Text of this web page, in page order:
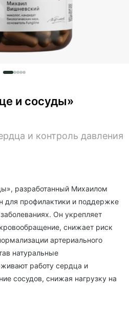
и сосуды»
и контроль давления
разработанный Михаилом
для профилактики и поддержке
Он укрепляет
снижает риск
артериального
натуральные
работу сердца и
сосудов, снижая нагрузку на